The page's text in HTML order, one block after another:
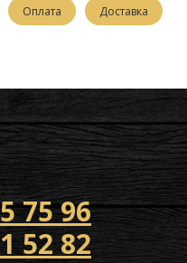
Оплата Доставка
75 96
52 82